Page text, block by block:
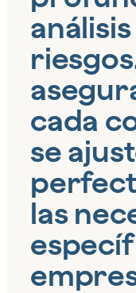
cada
se
las